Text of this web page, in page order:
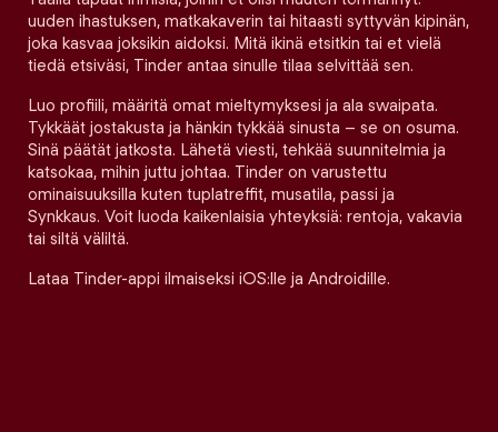
uuden ihastuksen, matkakaverin tai hitaasti syttyvän kipinän,
joka kasvaa joksikin aidoksi. Mitä ikinä etsitkin tai et vielä
tiedä etsiväsi, Tinder antaa sinulle tilaa selvittää sen.
Luo profiili, määritä omat mieltymyksesi ja ala swaipata.
Tykkäät jostakusta ja hänkin tykkää sinusta – se on osuma.
Sinä päätät jatkosta. Lähetä viesti, tehkää suunnitelmia ja
katsokaa, mihin juttu johtaa. Tinder on varustettu
ominaisuuksilla kuten tuplatreffit, musatila, passi ja
Synkkaus. Voit luoda kaikenlaisia yhteyksiä: rentoja, vakavia
tai siltä väliltä.
Lataa Tinder-appi ilmaiseksi iOS:lle ja Androidille.